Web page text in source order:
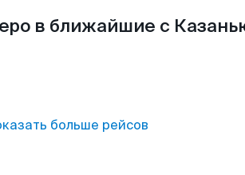
в ближайшие с
больше рейсов